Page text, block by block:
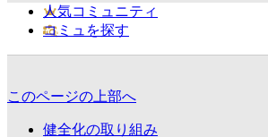
人気コミュニティ
コミュを探す
このページの上部へ
健全化の取り組み